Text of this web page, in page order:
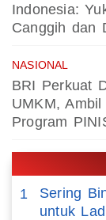
Indonesia:
Canggih dan
NASIONAL
BRI Perkuat
UMKM,
Program
1
Sering
untuk